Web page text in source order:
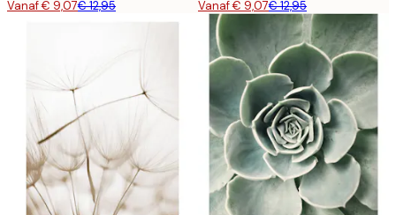
Vanaf € 9,07€ 12,95 Vanaf € 9,07€ 12,95